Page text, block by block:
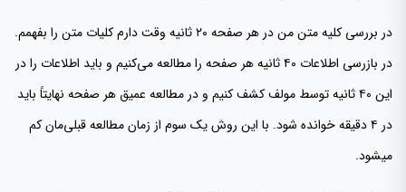
در بررسی کلیه متن من در هر صفحه ۲۰ ثانیه وقت دارم کلیات متن را بفهمم.
در بازرسی اطلاعات ۴۰ ثانیه هر صفحه را مطالعه می‌کنیم و باید اطلاعات را در
این ۴۰ ثانیه توسط مولف کشف کنیم و در مطالعه عمیق هر صفحه نهایتاً باید
در ۴ دقیقه خوانده شود. با این روش یک سوم از زمان مطالعه قبلی‌مان کم
میشود.